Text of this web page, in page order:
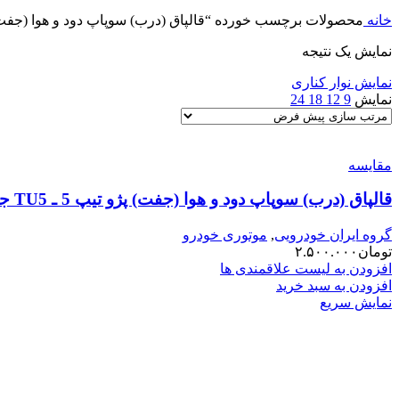
خانه محصولات برچسب خورده “قالپاق (درب) سوپاپ دود و هوا
نمایش یک نتیجه
نمایش نوار کناری
نمایش 9
12
18
24
مقایسه
قالپاق (درب) سوپاپ دود و هوا (جفت) پژو تیپ 5 ـ TU5 جهان پارت 120494
گروه ایران خودرویی, موتوری خودرو
تومان ۲.۵۰۰.۰۰۰
افزودن به لیست علاقمندی ها
افزودن به سبد خرید
نمایش سریع